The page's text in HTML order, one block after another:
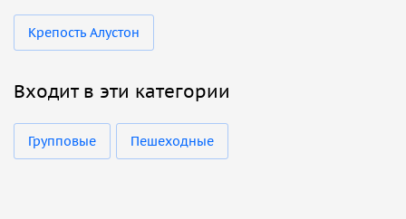
Крепость Алустон
Входит в эти категории
Групповые Пешеходные